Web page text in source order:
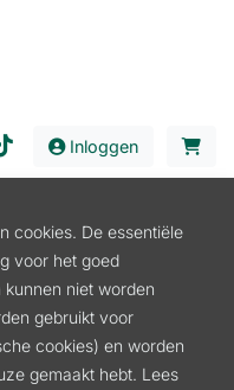
Inloggen
Glasreiniging
cookies. De essentiële
voor het goed
niet worden
gebruikt voor
cookies) en worden
gemaakt hebt. Lees